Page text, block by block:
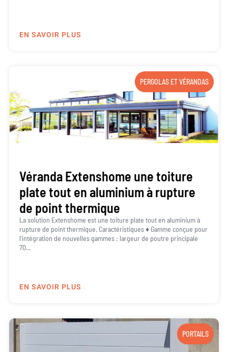
EN SAVOIR PLUS
PERGOLAS ET VÉRANDAS
Véranda Extenshome une toiture
plate tout en aluminium à rupture
de point thermique
La solution Extenshome est une toiture plate tout en aluminium à
rupture de point thermique. Caractéristiques ♦ Gamme conçue pour
l’intégration de nouvelles gammes : largeur de poutre principale
70...
EN SAVOIR PLUS
PORTAILS